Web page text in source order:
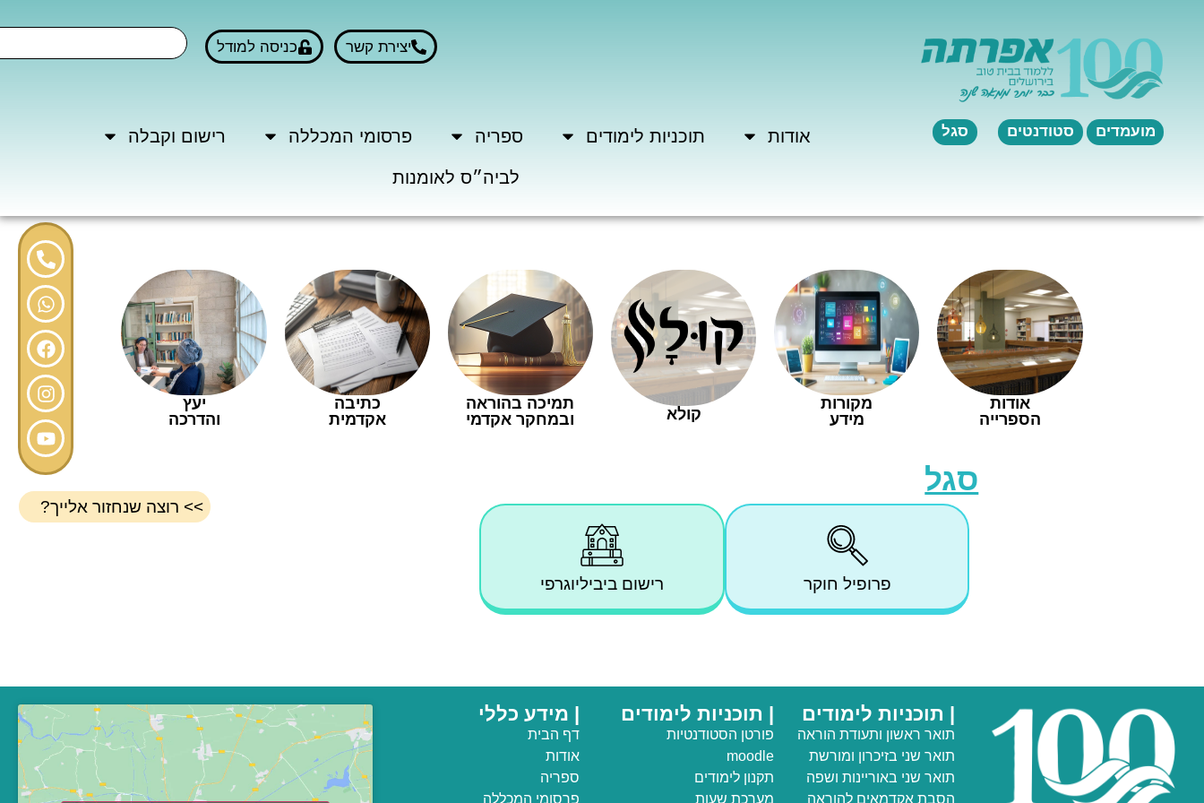
יצירת קשר כניסה למודל
מועמדים סטודנטים סגל אודות תוכניות לימודים ספריה פרסומי המכללה רישום וקבלה
לביה״ס לאומנות
>> רוצה שנחזור אלייך?
אודות
הספרייה
מקורות
מידע
קולא
תמיכה בהוראה
ובמחקר אקדמי
כתיבה
אקדמית
יעץ
והדרכה
סגל
פרופיל חוקר רישום ביביליוגרפי
| תוכניות לימודים
תואר ראשון ותעודת הוראה
תואר שני בזיכרון ומורשת
תואר שני באוריינות ושפה
הסבת אקדמאים להוראה
| תוכניות לימודים
פורטן הסטודנטיות
moodle
תקנון לימודים
מערכת שעות
| מידע כללי
דף הבית
אודות
ספריה
פרסומי המכללה